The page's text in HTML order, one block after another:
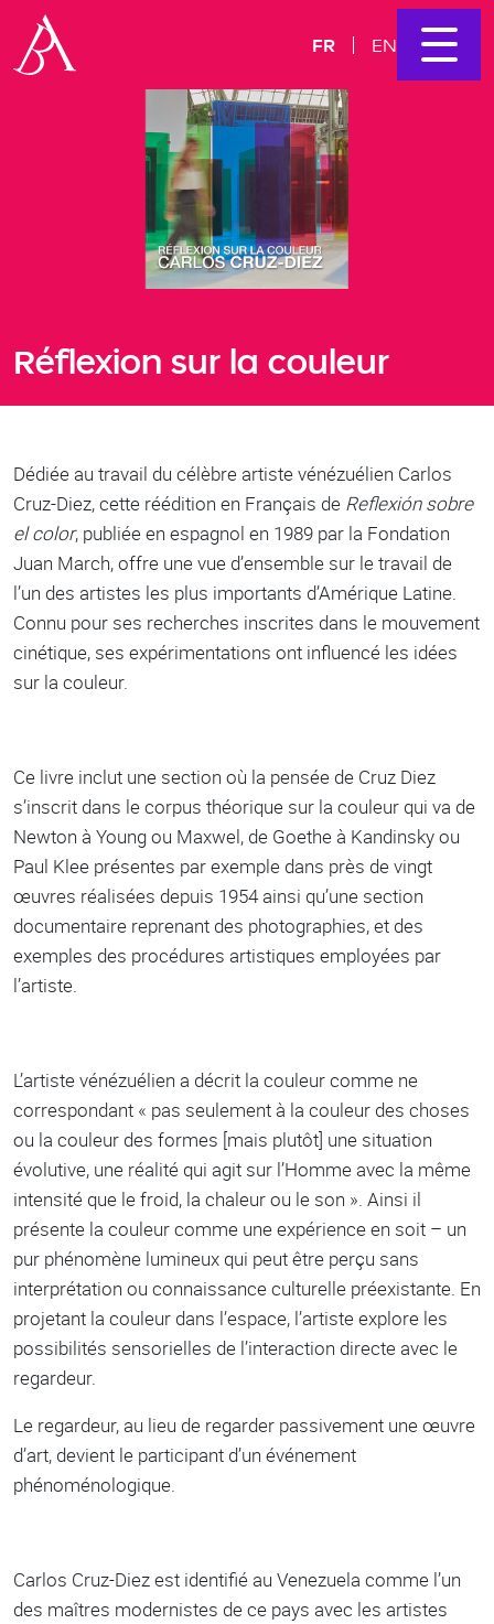
FR EN
Réflexion sur la couleur
Dédiée au travail du célèbre artiste vénézuélien Carlos
Cruz-Diez, cette réédition en Français de Reflexión sobre
el color, publiée en espagnol en 1989 par la Fondation
Juan March, offre une vue d’ensemble sur le travail de
l’un des artistes les plus importants d’Amérique Latine.
Connu pour ses recherches inscrites dans le mouvement
cinétique, ses expérimentations ont influencé les idées
sur la couleur.
Ce livre inclut une section où la pensée de Cruz Diez
s’inscrit dans le corpus théorique sur la couleur qui va de
Newton à Young ou Maxwel, de Goethe à Kandinsky ou
Paul Klee présentes par exemple dans près de vingt
œuvres réalisées depuis 1954 ainsi qu’une section
documentaire reprenant des photographies, et des
exemples des procédures artistiques employées par
l’artiste.
L’artiste vénézuélien a décrit la couleur comme ne
correspondant « pas seulement à la couleur des choses
ou la couleur des formes [mais plutôt] une situation
évolutive, une réalité qui agit sur l’Homme avec la même
intensité que le froid, la chaleur ou le son ». Ainsi il
présente la couleur comme une expérience en soit – un
pur phénomène lumineux qui peut être perçu sans
interprétation ou connaissance culturelle préexistante. En
projetant la couleur dans l’espace, l’artiste explore les
possibilités sensorielles de l’interaction directe avec le
regardeur.
Le regardeur, au lieu de regarder passivement une œuvre
d’art, devient le participant d’un événement
phénoménologique.
Carlos Cruz-Diez est identifié au Venezuela comme l’un
des maîtres modernistes de ce pays avec les artistes